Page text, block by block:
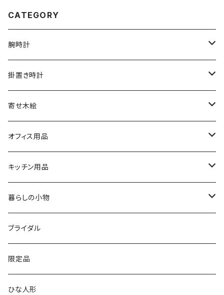
CATEGORY
腕時計
文字盤シングルタイプ
シルバーリングタイプ
シルバーリングタイプ
シルバーリングプレミアム
文字盤ツートンタイプ
寄木タイプ
プレミアムタイプ
腕時計用ディスプレイ
掛置き時計
ふくろう時計
振り子時計
丸型・耳付き振り子時計
切り株振り子時計
掛置時計
MARU時計
寄せ木絵
ふくろう
風景
思い出
オフィス用品
USBメモリー
銘木シリーズ
アートシリーズ
ICカードケース
シンプル
窓付き
IDカードケース
窓付き
名刺サイズ
クリップボード
キッチン用品
カッティングボード
暮らしの小物
スイッチプレート
標準
ワイド
表札
ペーパーホルダー
ブライダル
限定品
ひな人形